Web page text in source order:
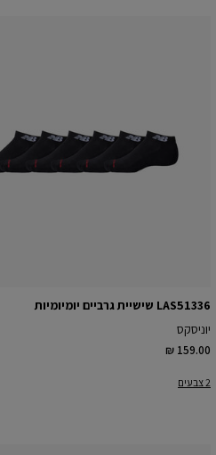
LAS51336 שישיית גרביים יומיומיות
יוניסקס
₪ 159.00
2 צבעים